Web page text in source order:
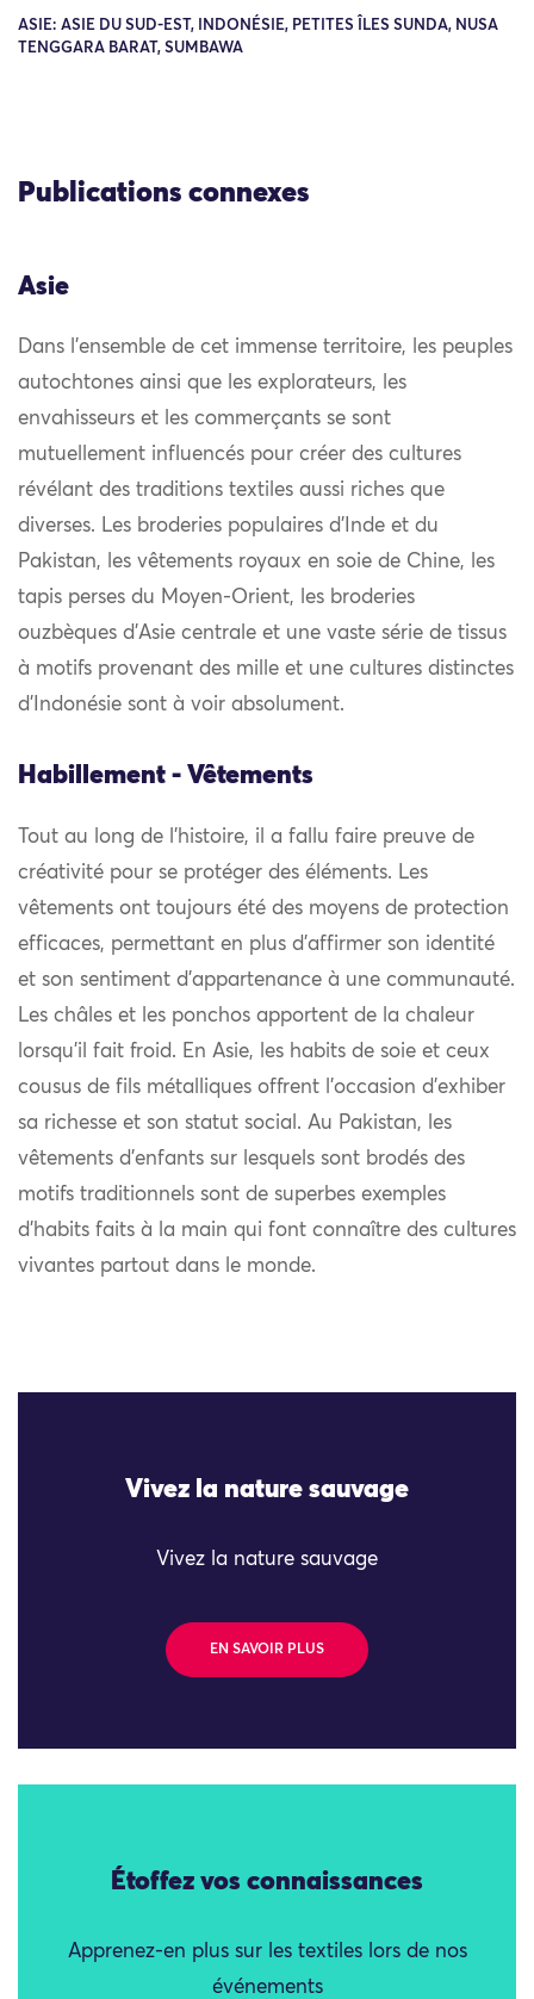
ASIE: ASIE DU SUD-EST, INDONÉSIE, PETITES ÎLES SUNDA, NUSA
TENGGARA BARAT, SUMBAWA
Publications connexes
Asie
Dans l’ensemble de cet immense territoire, les peuples
autochtones ainsi que les explorateurs, les
envahisseurs et les commerçants se sont
mutuellement influencés pour créer des cultures
révélant des traditions textiles aussi riches que
diverses. Les broderies populaires d’Inde et du
Pakistan, les vêtements royaux en soie de Chine, les
tapis perses du Moyen-Orient, les broderies
ouzbèques d’Asie centrale et une vaste série de tissus
à motifs provenant des mille et une cultures distinctes
d’Indonésie sont à voir absolument.
Habillement - Vêtements
Tout au long de l’histoire, il a fallu faire preuve de
créativité pour se protéger des éléments. Les
vêtements ont toujours été des moyens de protection
efficaces, permettant en plus d’affirmer son identité
et son sentiment d’appartenance à une communauté.
Les châles et les ponchos apportent de la chaleur
lorsqu’il fait froid. En Asie, les habits de soie et ceux
cousus de fils métalliques offrent l’occasion d’exhiber
sa richesse et son statut social. Au Pakistan, les
vêtements d’enfants sur lesquels sont brodés des
motifs traditionnels sont de superbes exemples
d’habits faits à la main qui font connaître des cultures
vivantes partout dans le monde.
Vivez la nature sauvage
Vivez la nature sauvage
EN SAVOIR PLUS
Étoffez vos connaissances
Apprenez-en plus sur les textiles lors de nos
événements